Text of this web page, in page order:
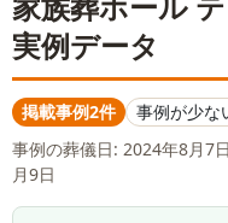
実例データ
掲載事例2件
事例が少な
事例の葬儀日: 2024年8月7
月9日